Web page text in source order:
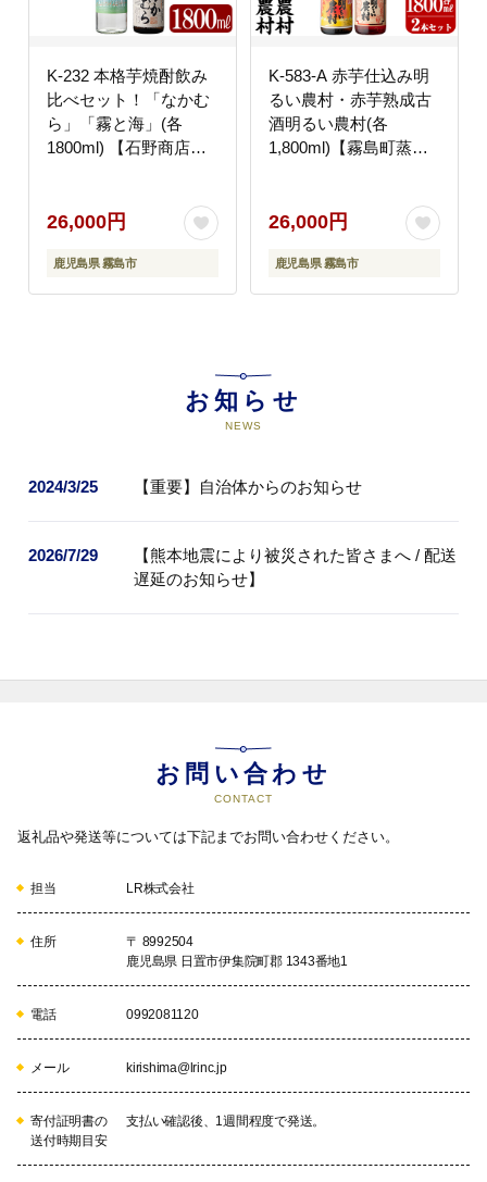
K-232 本格芋焼酎飲み
比べセット！「なかむ
ら」「霧と海」(各
1800ml) 【石野商店】
一升瓶 宅飲み 家飲み
26,000円
鹿児島県 霧島市
K-583-A 赤芋仕込み明
るい農村・赤芋熟成古
酒明るい農村(各
1,800ml)【霧島町蒸留
飲み比べ セット 宅飲み
26,000円
鹿児島県 霧島市
お知らせ
NEWS
2024/3/25 【重要】自治体からのお知らせ
2026/7/29
【熊本地震により被災された皆さまへ / 配送
遅延のお知らせ】
お問い合わせ
CONTACT
返礼品や発送等については下記までお問い合わせください。
担当 LR株式会社
住所
〒 8992504
鹿児島県 日置市伊集院町郡 1343番地1
電話 0992081120
メール kirishima@lrinc.jp
寄付証明書の
送付時期目安
支払い確認後、1週間程度で発送。